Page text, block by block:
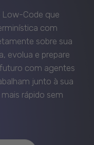
Low-Code que
com
sobre sua
evolua e prepare
com agentes
junto à sua
rápido sem